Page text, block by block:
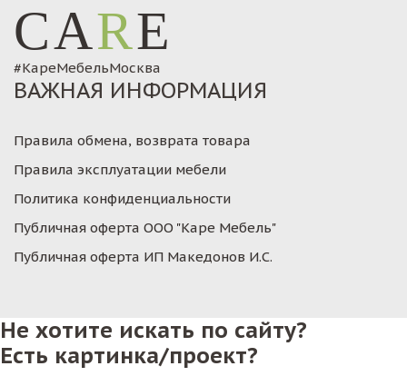
CARE
#КареМебельМосква
ВАЖНАЯ ИНФОРМАЦИЯ
Правила обмена, возврата товара
Правила эксплуатации мебели
Политика конфиденциальности
Публичная оферта ООО "Каре Мебель"
Публичная оферта ИП Македонов И.С.
Не хотите искать по сайту?
Есть картинка/проект?